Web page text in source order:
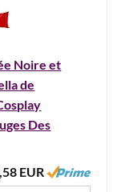
Noire et
de
Des
EUR